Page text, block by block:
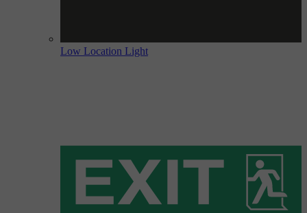
Low Location Light